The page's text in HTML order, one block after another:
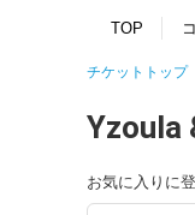
TOP
チケットトップ
Yzoula
お気に入りに